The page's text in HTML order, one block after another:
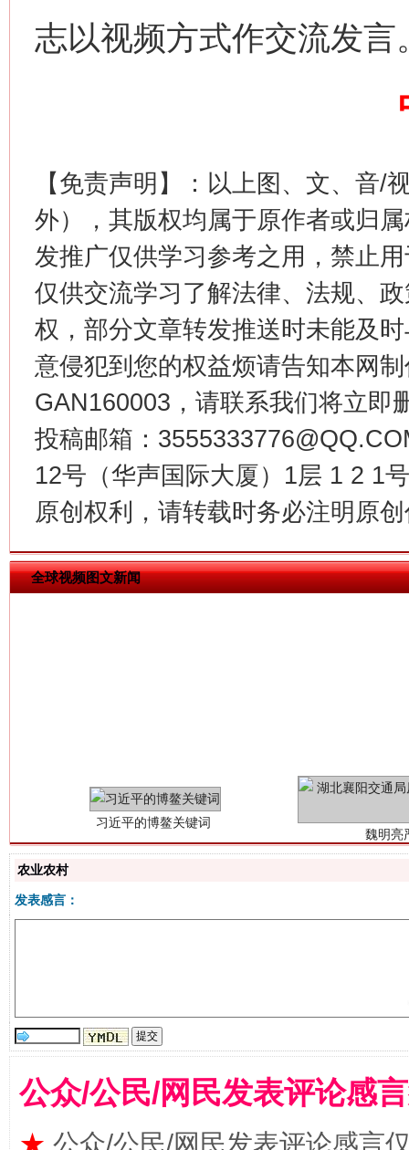
志以视频方式作交流发言
【免责声明】：以上图、文、音/
外），其版权均属于原作者或归
发推广仅供学习参考之用，禁止
仅供交流学习了解法律、法规、
权，部分文章转发推送时未能及
意侵犯到您的权益烦请告知本网
GAN160003，请联系我们将立即
投稿邮箱：
12号（华声国际大厦）1层 1 2 1
原创权利，请转载时务必注明原
全球视频图文新闻
这是一记警钟！ 谢
在谋一域中谋全局
今
农业农村
发表感言：
公众/公民/网民发表评论感
★ 公众/公民/网民发表评论感言